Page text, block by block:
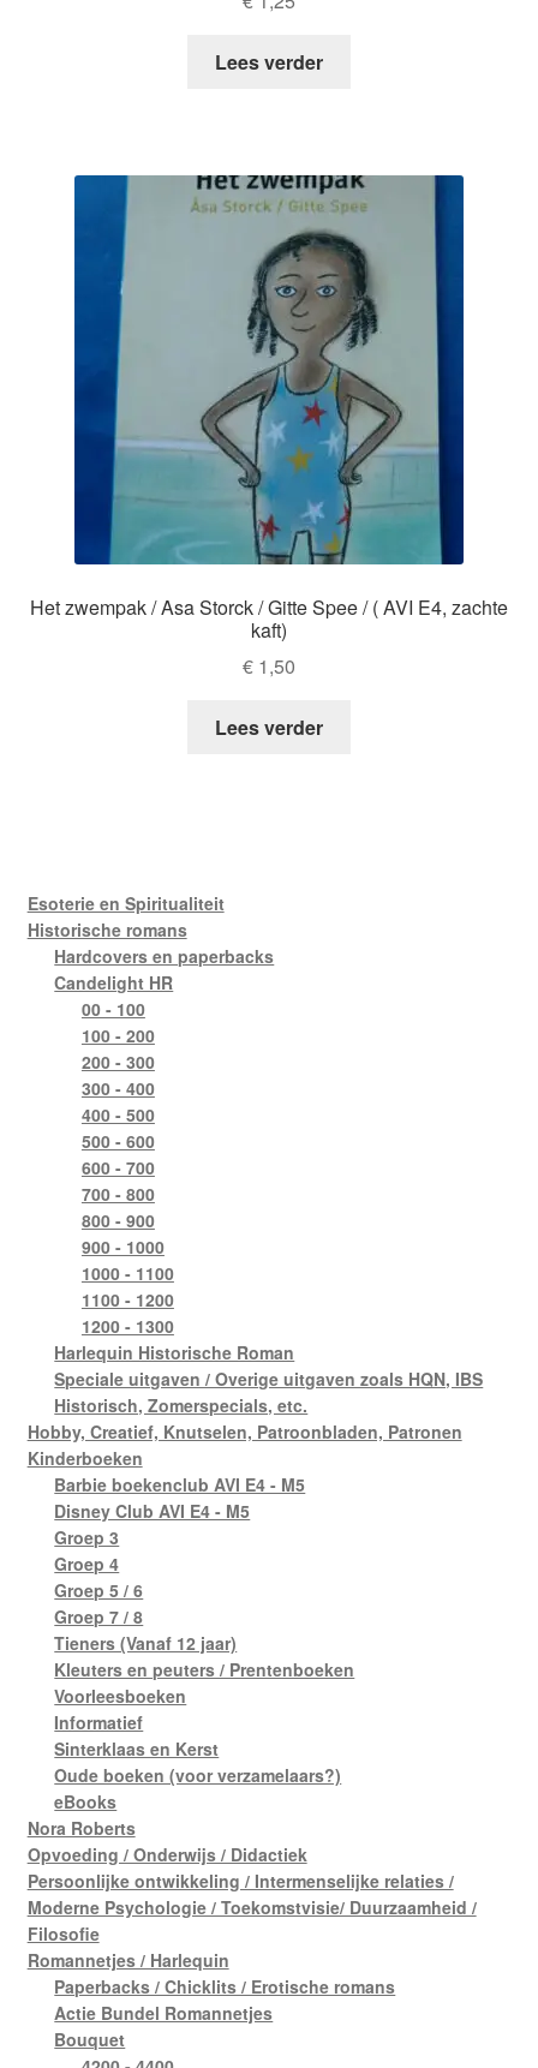
Lees verder
Het zwempak / Asa Storck / Gitte Spee / ( AVI E4, zachte
kaft)
€ 1,50
Lees verder
Esoterie en Spiritualiteit
Historische romans
Hardcovers en paperbacks
Candelight HR
00 - 100
100 - 200
200 - 300
300 - 400
400 - 500
500 - 600
600 - 700
700 - 800
800 - 900
900 - 1000
1000 - 1100
1100 - 1200
1200 - 1300
Harlequin Historische Roman
Speciale uitgaven / Overige uitgaven zoals HQN, IBS
Historisch, Zomerspecials, etc.
Hobby, Creatief, Knutselen, Patroonbladen, Patronen
Kinderboeken
Barbie boekenclub AVI E4 - M5
Disney Club AVI E4 - M5
Groep 3
Groep 4
Groep 5 / 6
Groep 7 / 8
Tieners (Vanaf 12 jaar)
Kleuters en peuters / Prentenboeken
Voorleesboeken
Informatief
Sinterklaas en Kerst
Oude boeken (voor verzamelaars?)
eBooks
Nora Roberts
Opvoeding / Onderwijs / Didactiek
Persoonlijke ontwikkeling / Intermenselijke relaties /
Moderne Psychologie / Toekomstvisie/ Duurzaamheid /
Filosofie
Romannetjes / Harlequin
Paperbacks / Chicklits / Erotische romans
Actie Bundel Romannetjes
Bouquet